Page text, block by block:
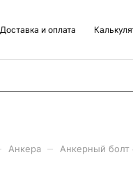
Доставка и оплата
Анкера Анкерный болт